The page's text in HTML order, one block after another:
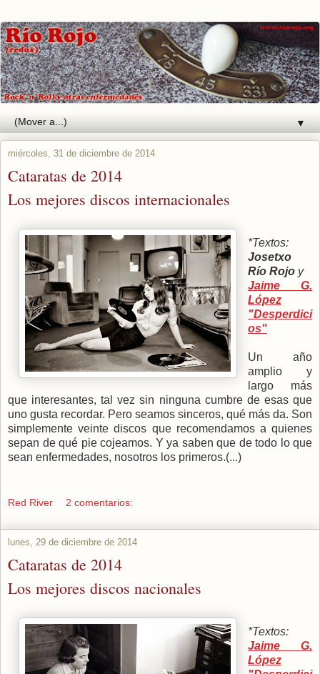
▼
miércoles, 31 de diciembre de 2014
Cataratas de 2014
Los mejores discos internacionales
*Textos:
Josetxo
Río Rojo y
Jaime G.
López
"Desperdici
os"
Un año
amplio y
largo más
que interesantes, tal vez sin ninguna cumbre de esas que
uno gusta recordar. Pero seamos sinceros, qué más da. Son
simplemente veinte discos que recomendamos a quienes
sepan de qué pie cojeamos. Y ya saben que de todo lo que
sean enfermedades, nosotros los primeros.(...)
Red River 2 comentarios:
lunes, 29 de diciembre de 2014
Cataratas de 2014
Los mejores discos nacionales
*Textos:
Jaime G.
López